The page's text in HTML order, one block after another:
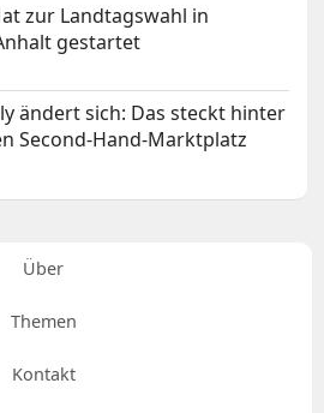
zur Landtagswahl in
gestartet
ändert sich: Das steckt hinter
Second-Hand-Marktplatz
Über
Themen
Kontakt